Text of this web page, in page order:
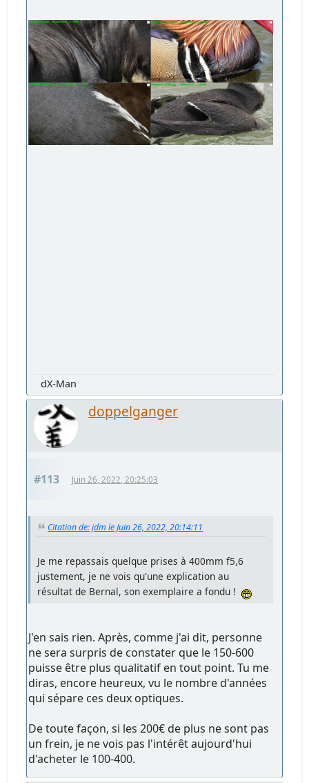
dX-Man
doppelganger
#113 Juin 26, 2022, 20:25:03
Citation de: jdm le Juin 26, 2022, 20:14:11
Je me repassais quelque prises à 400mm f5,6
justement, je ne vois qu'une explication au
résultat de Bernal, son exemplaire a fondu !
J'en sais rien. Après, comme j'ai dit, personne
ne sera surpris de constater que le 150-600
puisse être plus qualitatif en tout point. Tu me
diras, encore heureux, vu le nombre d'années
qui sépare ces deux optiques.
De toute façon, si les 200€ de plus ne sont pas
un frein, je ne vois pas l'intérêt aujourd'hui
d'acheter le 100-400.